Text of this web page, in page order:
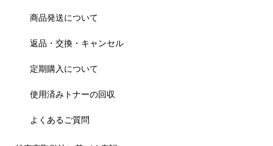
商品発送について
返品・交換・キャンセル
定期購入について
使用済みトナーの回収
よくあるご質問